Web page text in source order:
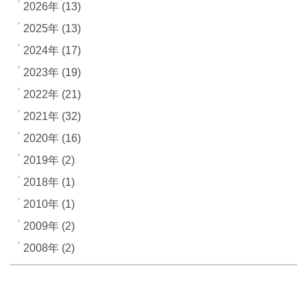
2026年 (13)
2025年 (13)
2024年 (17)
2023年 (19)
2022年 (21)
2021年 (32)
2020年 (16)
2019年 (2)
2018年 (1)
2010年 (1)
2009年 (2)
2008年 (2)